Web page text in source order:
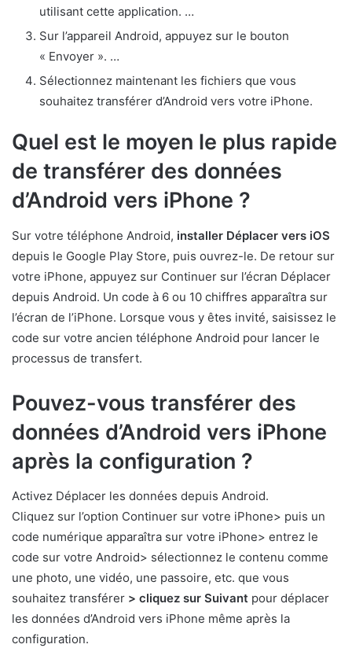
utilisant cette application. …
Sur l’appareil Android, appuyez sur le bouton
« Envoyer ». …
Sélectionnez maintenant les fichiers que vous
souhaitez transférer d’Android vers votre iPhone.
Quel est le moyen le plus rapide
de transférer des données
d’Android vers iPhone ?
Sur votre téléphone Android, installer Déplacer vers iOS
depuis le Google Play Store, puis ouvrez-le. De retour sur
votre iPhone, appuyez sur Continuer sur l’écran Déplacer
depuis Android. Un code à 6 ou 10 chiffres apparaîtra sur
l’écran de l’iPhone. Lorsque vous y êtes invité, saisissez le
code sur votre ancien téléphone Android pour lancer le
processus de transfert.
Pouvez-vous transférer des
données d’Android vers iPhone
après la configuration ?
Activez Déplacer les données depuis Android.
Cliquez sur l’option Continuer sur votre iPhone> puis un
code numérique apparaîtra sur votre iPhone> entrez le
code sur votre Android> sélectionnez le contenu comme
une photo, une vidéo, une passoire, etc. que vous
souhaitez transférer > cliquez sur Suivant pour déplacer
les données d’Android vers iPhone même après la
configuration.